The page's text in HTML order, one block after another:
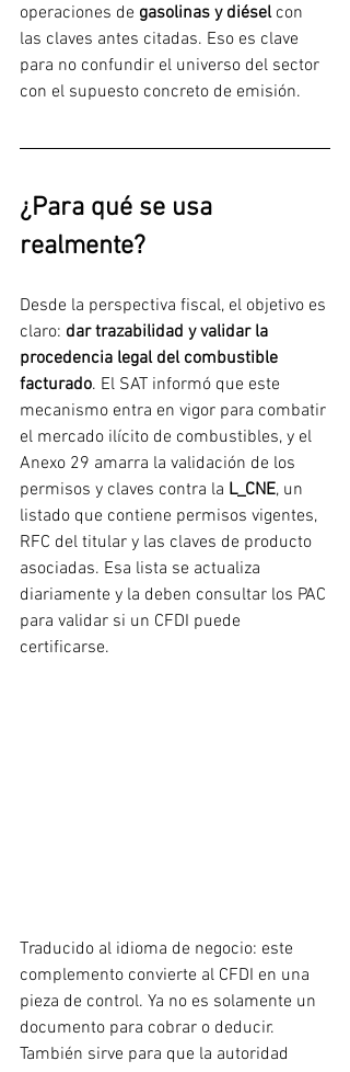
operaciones de gasolinas y diésel con
las claves antes citadas. Eso es clave
para no confundir el universo del sector
con el supuesto concreto de emisión.
¿Para qué se usa
realmente?
Desde la perspectiva fiscal, el objetivo es
claro: dar trazabilidad y validar la
procedencia legal del combustible
facturado. El SAT informó que este
mecanismo entra en vigor para combatir
el mercado ilícito de combustibles, y el
Anexo 29 amarra la validación de los
permisos y claves contra la L_CNE, un
listado que contiene permisos vigentes,
RFC del titular y las claves de producto
asociadas. Esa lista se actualiza
diariamente y la deben consultar los PAC
para validar si un CFDI puede
certificarse.
Traducido al idioma de negocio: este
complemento convierte al CFDI en una
pieza de control. Ya no es solamente un
documento para cobrar o deducir.
También sirve para que la autoridad